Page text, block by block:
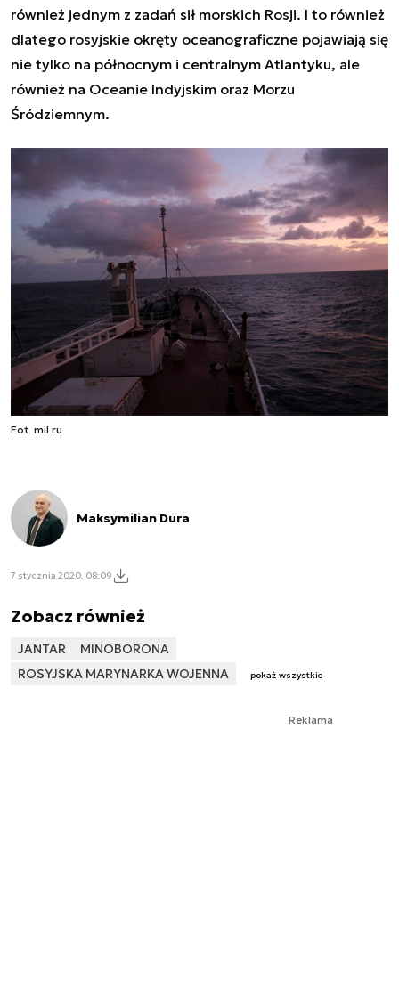
również jednym z zadań sił morskich Rosji. I to również
dlatego rosyjskie okręty oceanograficzne pojawiają się
nie tylko na północnym i centralnym Atlantyku, ale
również na Oceanie Indyjskim oraz Morzu
Śródziemnym.
Fot. mil.ru
Maksymilian Dura
7 stycznia 2020, 08:09
Zobacz również
JANTAR
MINOBORONA
ROSYJSKA MARYNARKA WOJENNA
pokaż wszystkie
Reklama